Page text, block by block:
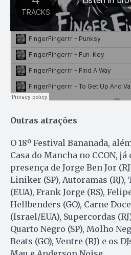
Outras atrações
O 18º Festival Bananada,
Casa do Mancha no CCON,
presença de Jorge Ben Jor
Liniker (SP), Autoramas (RJ),
(EUA), Frank Jorge (RS),
Hellbenders (GO), Carne
(Israel/EUA), Supercordas
Quarto Negro (SP), Molho
Beats (GO), Ventre (RJ) e os